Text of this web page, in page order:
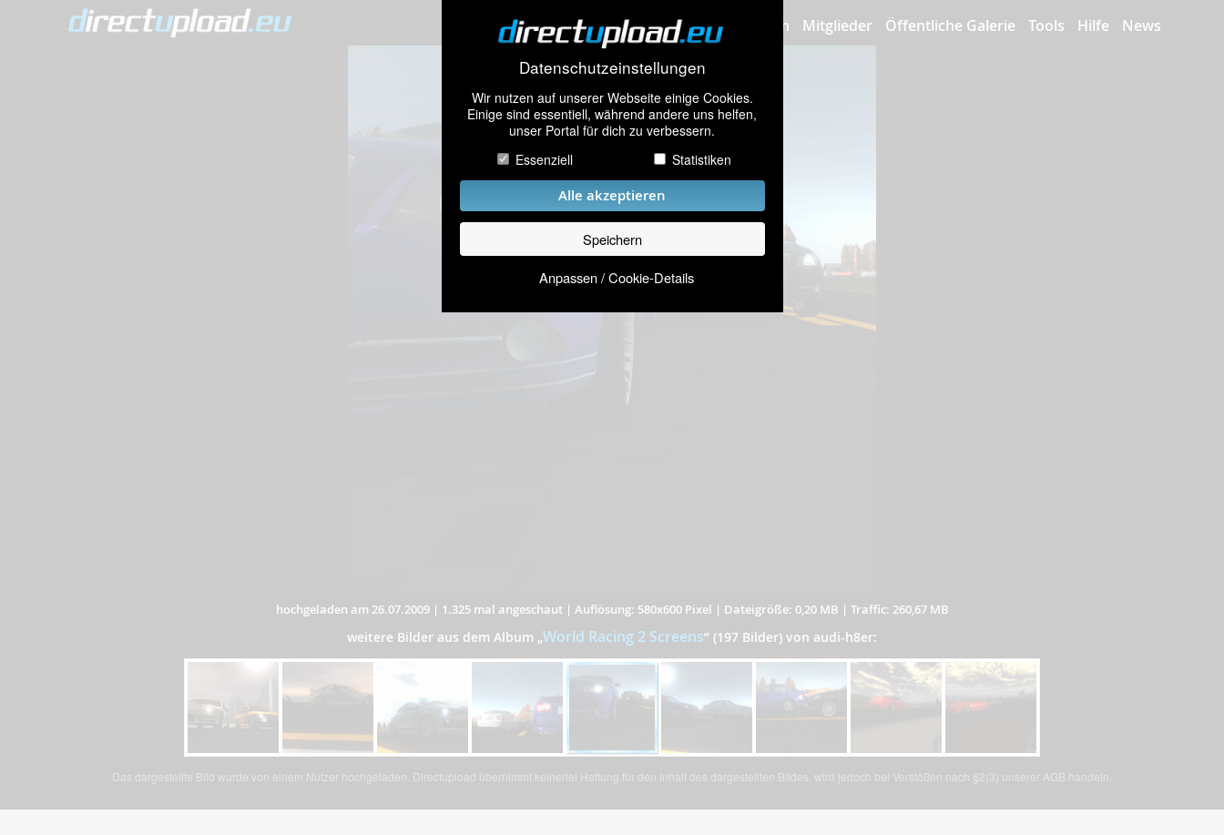
Datenschutzeinstellungen
Wir nutzen auf unserer Webseite einige Cookies.
Einige sind essentiell, während andere uns helfen,
unser Portal für dich zu verbessern.
Essenziell
Statistiken
Alle akzeptieren
Speichern
Anpassen / Cookie-Details
Bilder hochladen Mitglieder Öffentliche Galerie Tools Hilfe News
hochgeladen am 26.07.2009| 1.325 mal angeschaut| Auflösung: 580x600 Pixel | Dateigröße: 0,20 MB | Traffic: 260,67 MB
weitere Bilder aus dem Album „World Racing 2 Screens” (197 Bilder) von audi-h8er:
Das dargestellte Bild wurde von einem Nutzer hochgeladen. Directupload übernimmt keinerlei Haftung für den Inhalt des dargestellten Bildes, wird jedoch bei Verstößen nach §2(3) unserer AGB handeln.